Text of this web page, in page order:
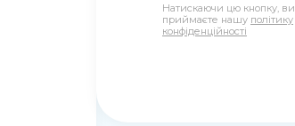
Натискаючи цю кнопку, ви
приймаєте нашу політику
конфіденційності